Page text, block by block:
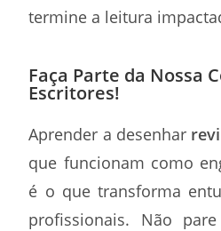
termine a leitura
Faça Parte da Nossa
Escritores!
Aprender a desenhar
que funcionam como
é o que transforma
profissionais. Não